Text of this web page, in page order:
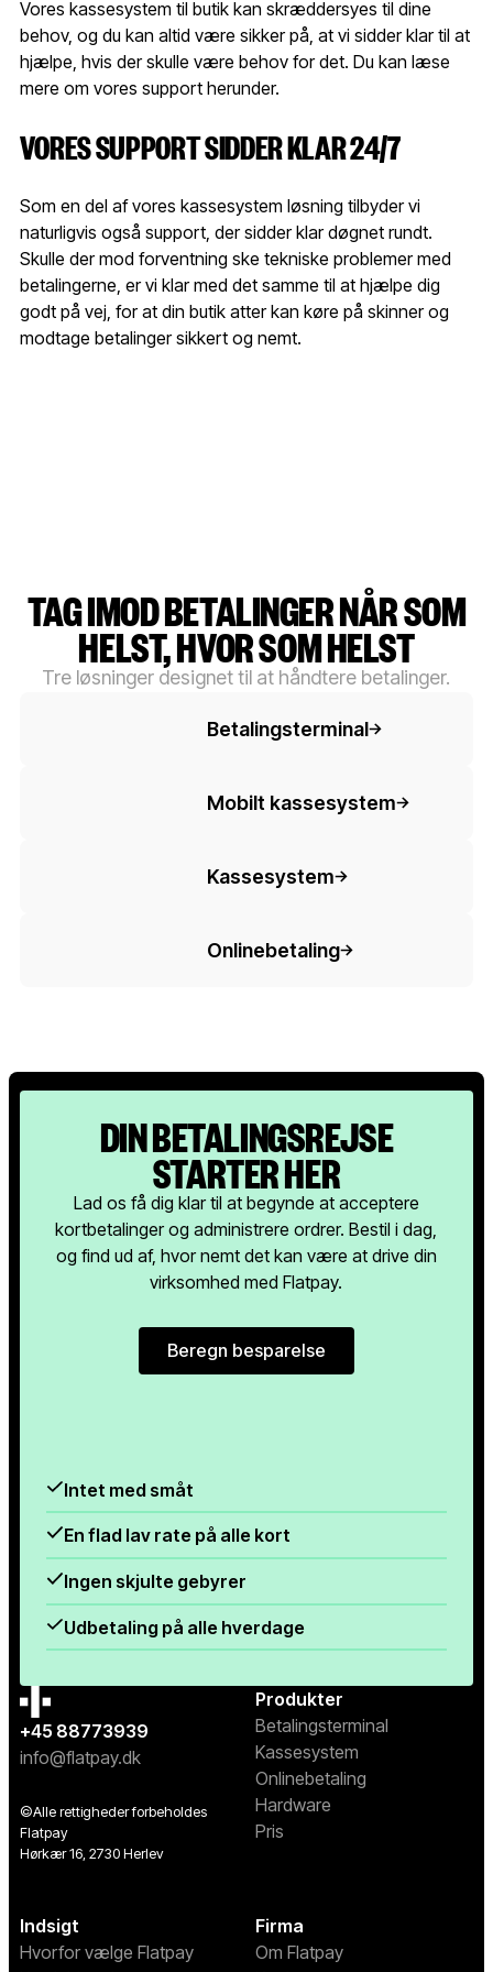
Vores kassesystem til butik kan skræddersyes til dine
behov, og du kan altid være sikker på, at vi sidder klar til at
hjælpe, hvis der skulle være behov for det. Du kan læse
mere om vores support herunder.
VORES SUPPORT SIDDER KLAR 24/7
Som en del af vores kassesystem løsning tilbyder vi
naturligvis også support, der sidder klar døgnet rundt.
Skulle der mod forventning ske tekniske problemer med
betalingerne, er vi klar med det samme til at hjælpe dig
godt på vej, for at din butik atter kan køre på skinner og
modtage betalinger sikkert og nemt.
TAG IMOD BETALINGER NÅR SOM
HELST, HVOR SOM HELST
Tre løsninger designet til at håndtere betalinger.
Betalingsterminal
Mobilt kassesystem
Kassesystem
Onlinebetaling
DIN BETALINGSREJSE
STARTER HER
Lad os få dig klar til at begynde at acceptere
kortbetalinger og administrere ordrer. Bestil i dag,
og find ud af, hvor nemt det kan være at drive din
virksomhed med Flatpay.
Beregn besparelse
Beregn besparelse
Intet med småt
En flad lav rate på alle kort
Ingen skjulte gebyrer
Udbetaling på alle hverdage
+45 88773939
info@flatpay.dk
©Alle rettigheder forbeholdes
Flatpay
Hørkær 16, 2730 Herlev
Produkter
Betalingsterminal
Kassesystem
Onlinebetaling
Hardware
Pris
Indsigt
Hvorfor vælge Flatpay
Firma
Om Flatpay